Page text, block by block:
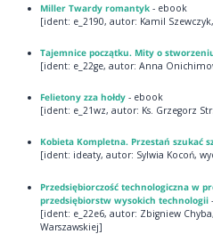
Miller Twardy romantyk- ebook
[ident: e_2190, autor: Kamil
Tajemnice początku. Mity o
[ident: e_22ge, autor: Anna
Felietony zza hołdy- ebook
[ident: e_21wz, autor: Ks. Grzegorz
Kobieta Kompletna. Przestań szukać
[ident: ideaty, autor: Sylwia Kocoń,
Przedsiębiorczość technologiczna w
przedsiębiorstw wysokich technologii
[ident: e_22e6, autor: Zbigniew
Warszawskiej]